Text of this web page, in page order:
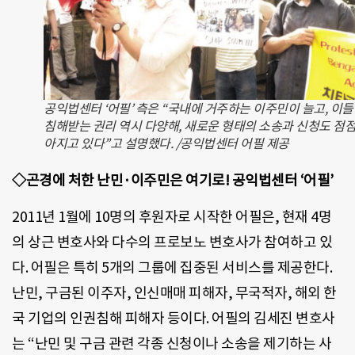
공익법센터 ‘어필’ 측은 “국내에 거주하는 이주민이 늘고, 이
침해받는 권리 역시 다양해, 새로운 형태의 소송과 신청도 점
아지고 있다”고 설명했다. /공익법센터 어필 제공
◇곤경에 처한 난민·이주민은 여기로! 공익법센터 ‘어필’
2011년 1월에 10명의 후원자로 시작한 어필은, 현재 4명
의 상근 변호사와 다수의 프로보노 변호사가 참여하고 있
다. 어필은 특히 5개의 그룹에 집중된 서비스를 제공한다.
난민, 구금된 이주자, 인신매매 피해자, 무국적자, 해외 한
국 기업의 인권침해 피해자 등이다. 어필의 김세진 변호사
는 “난민 및 구금 관련 각종 신청이나 소송을 제기하는 사